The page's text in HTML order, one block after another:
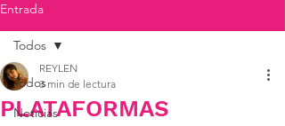
Entrada
Todos
Noticias
Todos
PLATAFORMAS
REYLEN
3 min de lectura